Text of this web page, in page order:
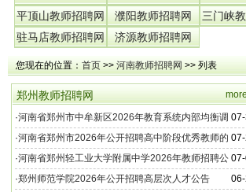
平顶山教师招聘网
濮阳教师招聘网 三门峡
驻马店教师招聘网
济源教师招聘网
您现在的位置： 首页 >> 河南教师招聘网 >> 列表
郑州教师招聘网
·河南省郑州市中牟新区2026年教育系统内部均衡调
配在职教师公告
·河南省郑州市2026年公开招聘高中阶段优秀教师的
公告
·河南省郑州轻工业大学附属中学2026年教师招聘公
告
·郑州师范学院2026年公开招聘高层次人才公告